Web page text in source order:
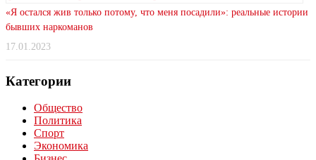
«Я остался жив только потому, что меня посадили»: реальные истории
бывших наркоманов
17.01.2023
Категории
Общество
Политика
Спорт
Экономика